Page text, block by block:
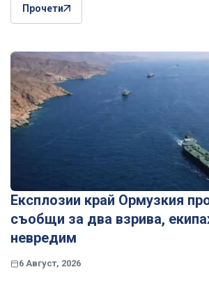
Прочети
Експлозии край Ормузкия
съобщи за два взрива,
невредим
6 Август, 2026